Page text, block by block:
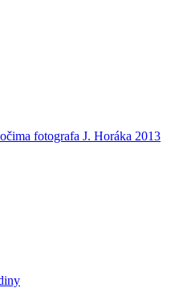
fotografa J. Horáka 2013